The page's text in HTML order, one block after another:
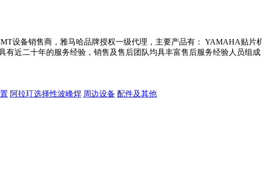
设备销售商，雅马哈品牌授权一级代理，主要产品有： YAMAHA贴
有近二十年的服务经验，销售及售后团队均具丰富售后服务经验人员组
阿拉玎选择性波峰焊 周边设备 配件及其他